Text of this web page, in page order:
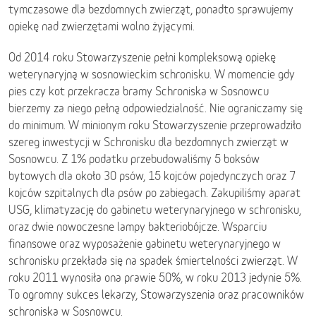
tymczasowe dla bezdomnych zwierząt, ponadto sprawujemy
opiekę nad zwierzętami wolno żyjącymi.
Od 2014 roku Stowarzyszenie pełni kompleksową opiekę
weterynaryjną w sosnowieckim schronisku. W momencie gdy
pies czy kot przekracza bramy Schroniska w Sosnowcu
bierzemy za niego pełną odpowiedzialność. Nie ograniczamy się
do minimum. W minionym roku Stowarzyszenie przeprowadziło
szereg inwestycji w Schronisku dla bezdomnych zwierząt w
Sosnowcu. Z 1% podatku przebudowaliśmy 5 boksów
bytowych dla około 30 psów, 15 kojców pojedynczych oraz 7
kojców szpitalnych dla psów po zabiegach. Zakupiliśmy aparat
USG, klimatyzację do gabinetu weterynaryjnego w schronisku,
oraz dwie nowoczesne lampy bakteriobójcze. Wsparciu
finansowe oraz wyposażenie gabinetu weterynaryjnego w
schronisku przekłada się na spadek śmiertelności zwierząt. W
roku 2011 wynosiła ona prawie 50%, w roku 2013 jedynie 5%.
To ogromny sukces lekarzy, Stowarzyszenia oraz pracowników
schroniska w Sosnowcu.